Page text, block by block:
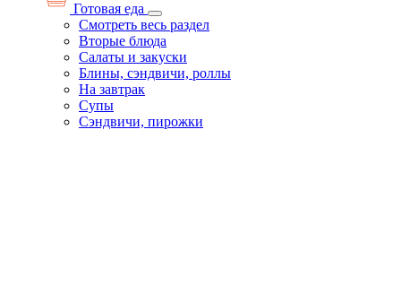
Готовая еда
Смотреть весь раздел
Вторые блюда
Салаты и закуски
Блины, сэндвичи, роллы
На завтрак
Супы
Сэндвичи, пирожки